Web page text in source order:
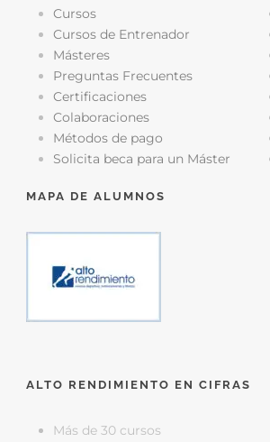
Cursos
Cursos de Entrenador
Másteres
Preguntas Frecuentes
Certificaciones
Colaboraciones
Métodos de pago
Solicita beca para un Máster
MAPA DE ALUMNOS
ALTO RENDIMIENTO EN CIFRAS
Más de 30 cursos